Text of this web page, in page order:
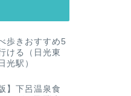
歩きおすすめ5
ける（日光東
光駅）
】下呂温泉食